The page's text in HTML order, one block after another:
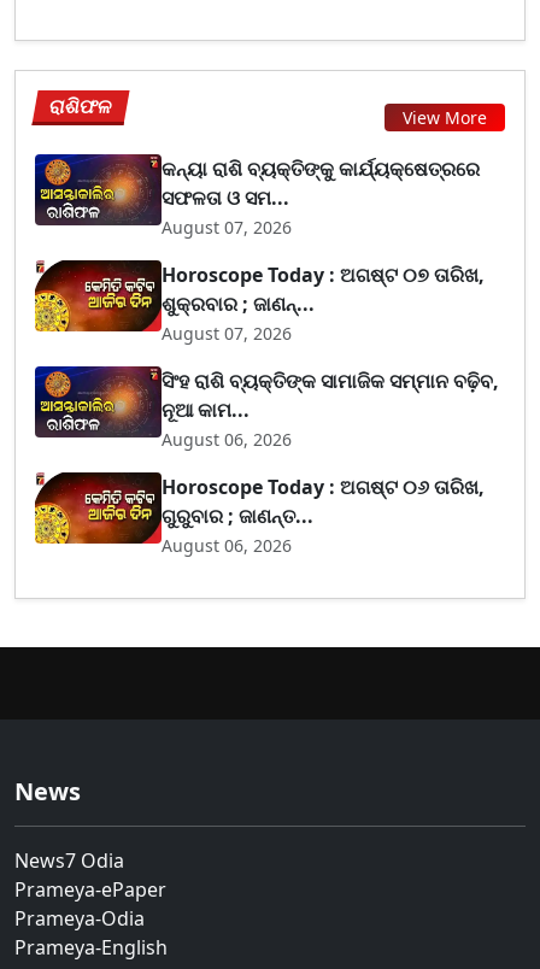
ରାଶିଫଳ View More
କନ୍ୟା ରାଶି ବ୍ୟକ୍ତିଙ୍କୁ କାର୍ଯ୍ୟକ୍ଷେତ୍ରରେ
ସଫଳତା ଓ ସମ...
August 07, 2026
Horoscope Today : ଅଗଷ୍ଟ ୦୭ ତାରିଖ,
ଶୁକ୍ରବାର ; ଜାଣନ୍...
August 07, 2026
ସିଂହ ରାଶି ବ୍ୟକ୍ତିଙ୍କ ସାମାଜିକ ସମ୍ମାନ ବଢ଼ିବ,
ନୂଆ କାମ...
August 06, 2026
Horoscope Today : ଅଗଷ୍ଟ ୦୬ ତାରିଖ,
ଗୁରୁବାର ; ଜାଣନ୍ତ...
August 06, 2026
News
News7 Odia
Prameya-ePaper
Prameya-Odia
Prameya-English